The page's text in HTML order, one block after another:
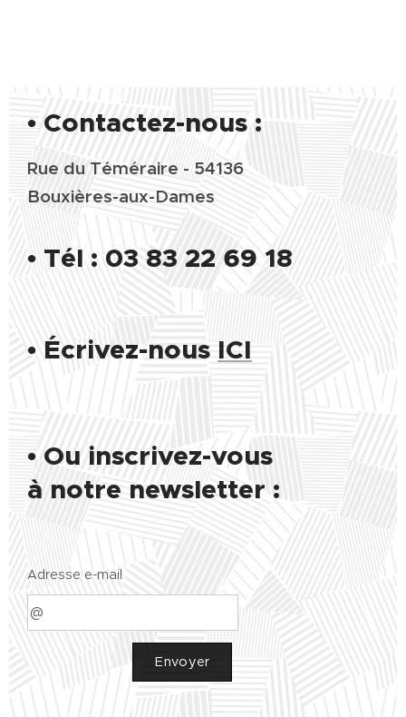
• Contactez-nous :
Rue du Téméraire - 54136
Bouxières-aux-Dames
• Tél : 03 83 22 69 18
• Écrivez-nous ICI
• Ou inscrivez-vous
à notre newsletter :
Adresse e-mail
Envoyer